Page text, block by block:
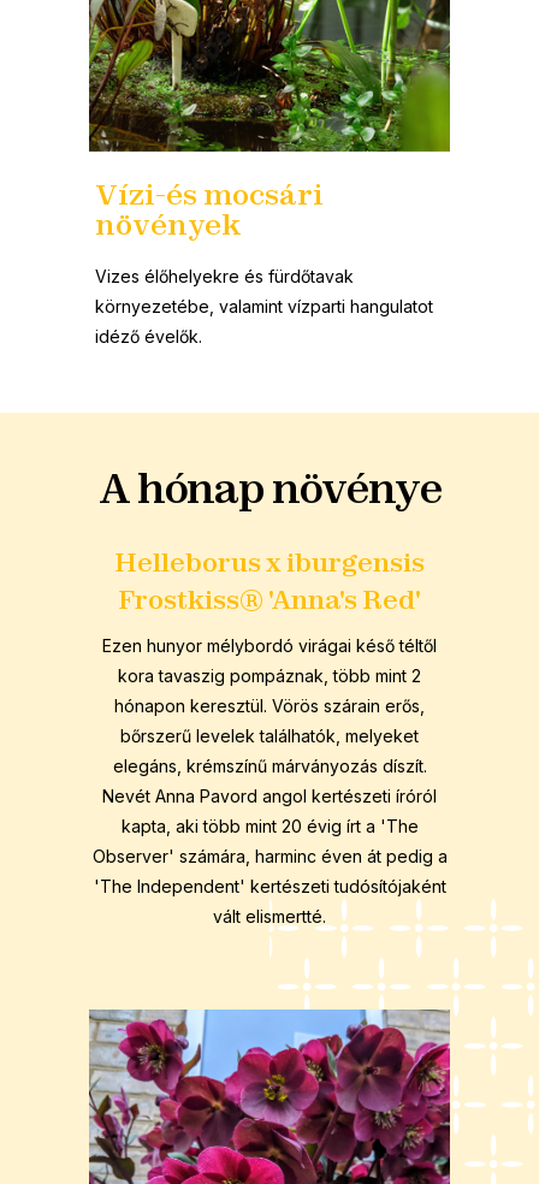
Vízi-és mocsári
növények
Vizes élőhelyekre és fürdőtavak
környezetébe, valamint vízparti hangulatot
idéző évelők.
A hónap növénye
Helleborus x iburgensis
Frostkiss® 'Anna's Red'
Ezen hunyor mélybordó virágai késő téltől
kora tavaszig pompáznak, több mint 2
hónapon keresztül. Vörös szárain erős,
bőrszerű levelek találhatók, melyeket
elegáns, krémszínű márványozás díszít.
Nevét Anna Pavord angol kertészeti íróról
kapta, aki több mint 20 évig írt a 'The
Observer' számára, harminc éven át pedig a
'The Independent' kertészeti tudósítójaként
vált elismertté.